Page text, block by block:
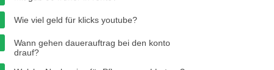
Wie viel geld für klicks youtube?
Wann gehen dauerauftrag bei den konto
drauf?